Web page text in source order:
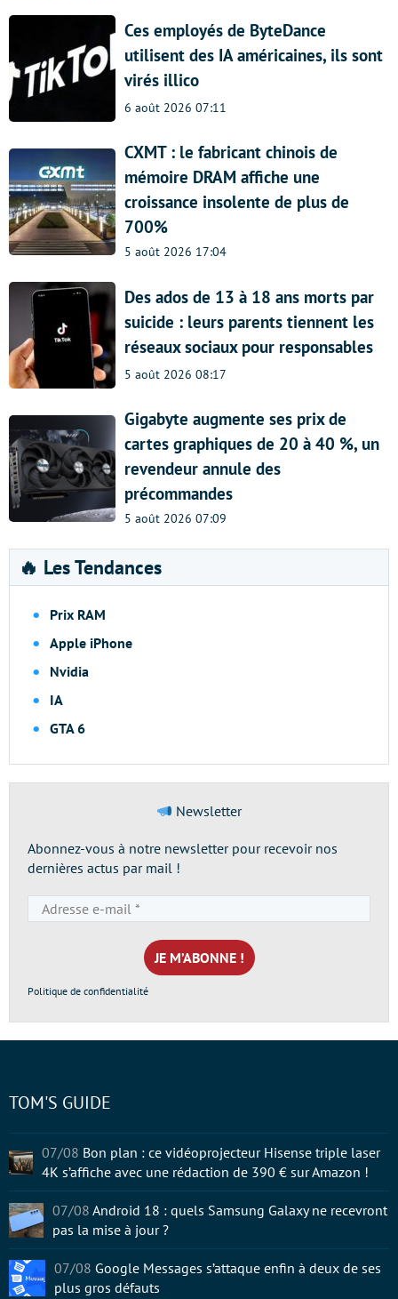
Ces employés de ByteDance
utilisent des IA américaines, ils sont
virés illico
6 août 2026 07:11
CXMT : le fabricant chinois de
mémoire DRAM affiche une
croissance insolente de plus de
700%
5 août 2026 17:04
Des ados de 13 à 18 ans morts par
suicide : leurs parents tiennent les
réseaux sociaux pour responsables
5 août 2026 08:17
Gigabyte augmente ses prix de
cartes graphiques de 20 à 40 %, un
revendeur annule des
précommandes
5 août 2026 07:09
🔥 Les Tendances
Prix RAM
Apple iPhone
Nvidia
IA
GTA 6
Newsletter
Abonnez-vous à notre newsletter pour recevoir nos
dernières actus par mail !
e-
mail
*
Politique de confidentialité
TOM'S GUIDE
07/08 Bon plan : ce vidéoprojecteur Hisense triple laser
4K s’affiche avec une rédaction de 390 € sur Amazon !
07/08 Android 18 : quels Samsung Galaxy ne recevront
pas la mise à jour ?
07/08 Google Messages s’attaque enfin à deux de ses
plus gros défauts